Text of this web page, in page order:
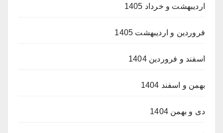
اردیبهشت و خرداد 1405
فروردین و اردیبهشت 1405
اسفند و فروردین 1404
بهمن و اسفند 1404
دی و بهمن 1404